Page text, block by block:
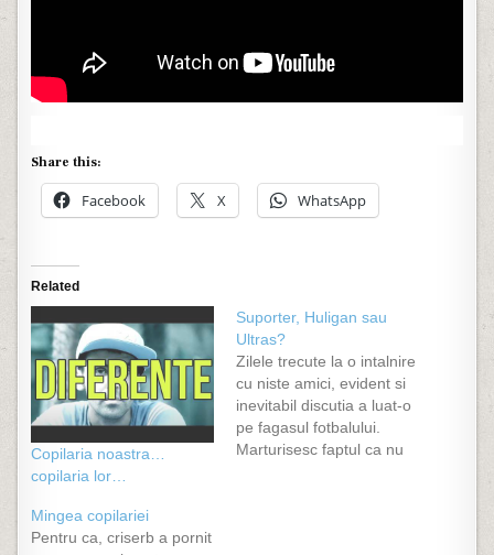
Share this:
Facebook X WhatsApp
Related
Copilaria noastra…
copilaria lor…
Suporter, Huligan sau
Ultras?
Zilele trecute la o intalnire
cu niste amici, evident si
inevitabil discutia a luat-o
pe fagasul fotbalului.
Marturisesc faptul ca nu
Mingea copilariei
Pentru ca, criserb a pornit